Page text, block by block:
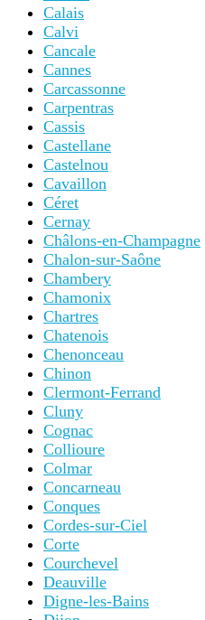
Calais
Calvi
Cancale
Cannes
Carcassonne
Carpentras
Cassis
Castellane
Castelnou
Cavaillon
Céret
Cernay
Châlons-en-Champagne
Chalon-sur-Saône
Chambery
Chamonix
Chartres
Chatenois
Chenonceau
Chinon
Clermont-Ferrand
Cluny
Cognac
Collioure
Colmar
Concarneau
Conques
Cordes-sur-Ciel
Corte
Courchevel
Deauville
Digne-les-Bains